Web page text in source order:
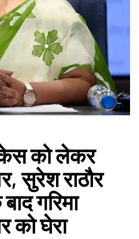
केस को लेकर
सुरेश राठौर
गरिमा
को घेरा